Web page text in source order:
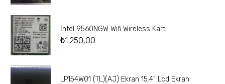
İntel 9560NGW Wifi Wireless Kart
₺1.250,00
LP154W01 (TL)(AJ) Ekran 15.4” Lcd Ekran